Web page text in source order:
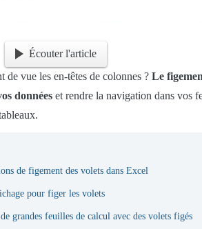
Écouter l'article
de vue les en-têtes de colonnes ? Le
données et rendre la navigation dans vos
de figement des volets dans Excel
pour figer les volets
grandes feuilles de calcul avec des volets figés